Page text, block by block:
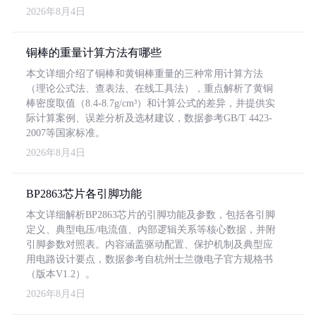
2026年8月4日
铜棒的重量计算方法有哪些
本文详细介绍了铜棒和黄铜棒重量的三种常用计算方法
（理论公式法、查表法、在线工具法），重点解析了黄铜
棒密度取值（8.4-8.7g/cm³）和计算公式的差异，并提供实
际计算案例、误差分析及选材建议，数据参考GB/T 4423-
2007等国家标准。
2026年8月4日
BP2863芯片各引脚功能
本文详细解析BP2863芯片的引脚功能及参数，包括各引脚
定义、典型电压/电流值、内部逻辑关系等核心数据，并附
引脚参数对照表。内容涵盖驱动配置、保护机制及典型应
用电路设计要点，数据参考自杭州士兰微电子官方规格书
（版本V1.2）。
2026年8月4日